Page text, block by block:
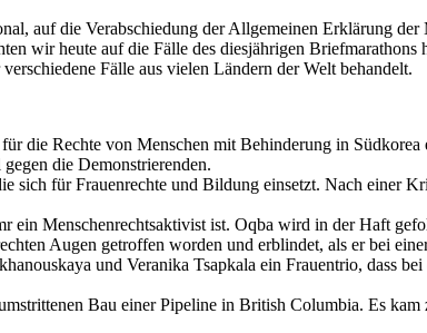
auf die Verabschiedung der Allgemeinen Erklärung
wir heute auf die Fälle des diesjährigen
Fälle aus vielen Ländern der Welt behandelt.
die Rechte von Menschen mit Behinderung in
die Demonstrierenden.
sich für Frauenrechte und Bildung einsetzt. Nach einer
ein Menschenrechtsaktivist ist. Oqba wird in der Haft
Augen getroffen worden und erblindet, als er bei
und Veranika Tsapkala ein Frauentrio, dass
Bau einer Pipeline in British Columbia. Es